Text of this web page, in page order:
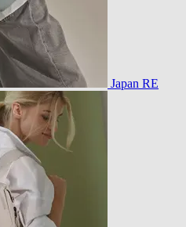
Japan RE